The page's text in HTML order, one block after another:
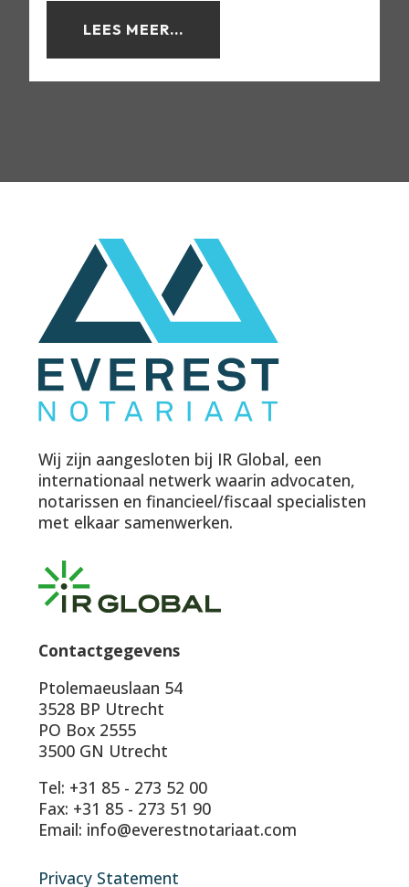
LEES MEER...
Wij zijn aangesloten bij IR Global, een
internationaal netwerk waarin advocaten,
notarissen en financieel/fiscaal specialisten
met elkaar samenwerken.
Contactgegevens
Ptolemaeuslaan 54
3528 BP Utrecht
PO Box 2555
3500 GN Utrecht
Tel: +31 85 - 273 52 00
Fax: +31 85 - 273 51 90
Email: info@everestnotariaat.com
Privacy Statement